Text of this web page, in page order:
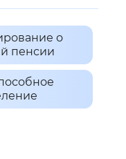
о
пенсии